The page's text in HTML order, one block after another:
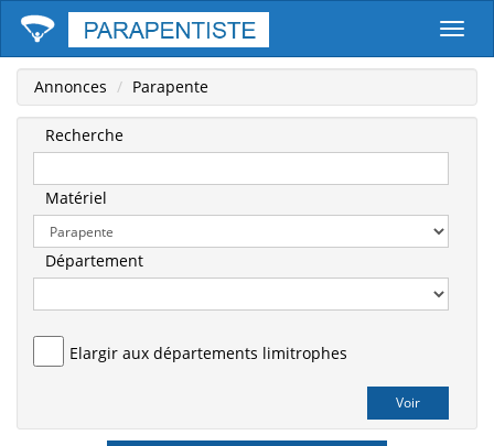
Annonces Parapente
Recherche
Matériel
Département
Elargir aux départements limitrophes